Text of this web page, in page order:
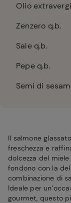
Olio
Zenzero q.b.
Sale q.b.
Pepe q.b.
Semi di
Il salmone
freschezza e
dolcezza del
fondono con la
combinazione di
Ideale per
gourmet, questo